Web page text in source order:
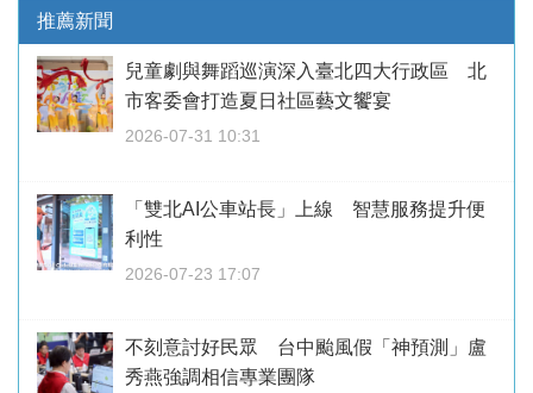
推薦新聞
兒童劇與舞蹈巡演深入臺北四大行政區 北
市客委會打造夏日社區藝文饗宴
2026-07-31 10:31
「雙北AI公車站長」上線 智慧服務提升便
利性
2026-07-23 17:07
不刻意討好民眾 台中颱風假「神預測」盧
秀燕強調相信專業團隊